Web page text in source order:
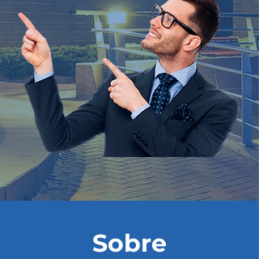
Sobre